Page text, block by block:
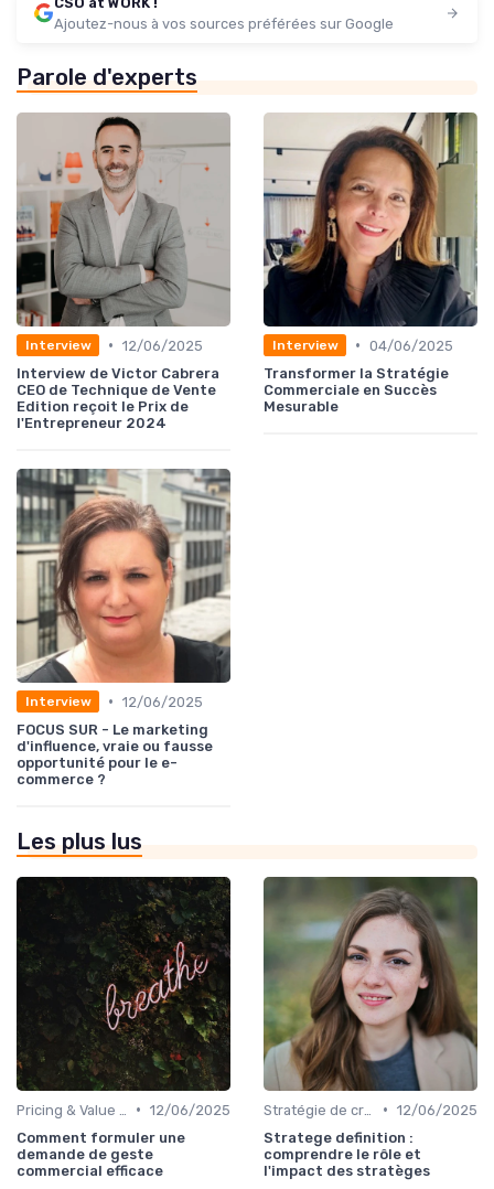
Ajoutez-nous à vos sources préférées sur Google
Parole d'experts
Interview • 12/06/2025
Interview de Victor Cabrera
CEO de Technique de Vente
Edition reçoit le Prix de
l'Entrepreneur 2024
Interview • 04/06/2025
Transformer la Stratégie
Commerciale en Succès
Mesurable
Interview • 12/06/2025
FOCUS SUR - Le marketing
d'influence, vraie ou fausse
opportunité pour le e-
commerce ?
Les plus lus
• 12/06/2025
Comment formuler une
demande de geste
commercial efficace
• 12/06/2025
Stratege definition :
comprendre le rôle et
l'impact des stratèges